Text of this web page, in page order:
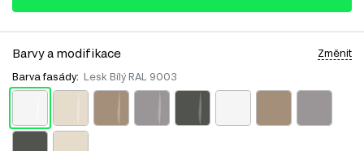
Barvy a modifikace Změnit
Barva fasády: Lesk Bílý RAL 9003